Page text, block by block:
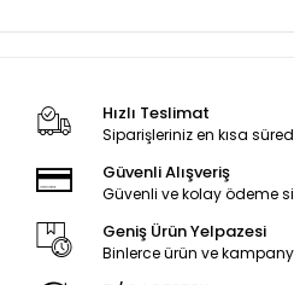
Hızlı Teslimat
Siparişleriniz en kısa
Güvenli Alışveriş
Güvenli ve kolay ödeme
Geniş Ürün Yelpazesi
Binlerce ürün ve